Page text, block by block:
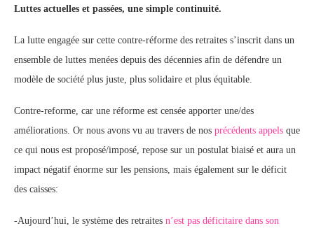
Luttes actuelles et passées, une simple continuité.
La lutte engagée sur cette contre-réforme des retraites s’inscrit dans un
ensemble de luttes menées depuis des décennies afin de défendre un
modèle de société plus juste, plus solidaire et plus équitable.
Contre-reforme, car une réforme est censée apporter une/des
améliorations. Or nous avons vu au travers de nos précédents appels que
ce qui nous est proposé/imposé, repose sur un postulat biaisé et aura un
impact négatif énorme sur les pensions, mais également sur le déficit
des caisses:
-Aujourd’hui, le système des retraites n’est pas déficitaire dans son